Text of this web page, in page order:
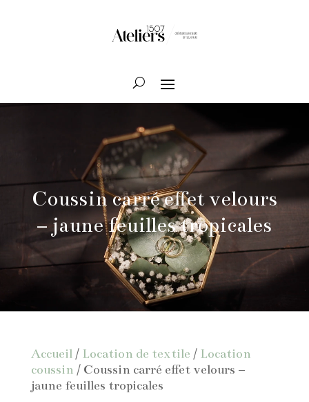
Coussin carré effet velours
– jaune feuilles tropicales
Accueil/ Location de textile / Location
coussin / Coussin carré effet velours –
jaune feuilles tropicales